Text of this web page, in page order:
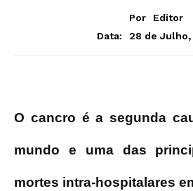
Por
Editor
Data:
28 de Julho,
O cancro é a segunda
mundo e uma das
mortes intra-hospitalares